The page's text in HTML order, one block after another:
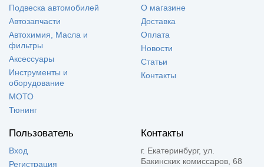
Подвеска автомобилей
Автозапчасти
Автохимия, Масла и
фильтры
Аксессуары
Инструменты и
оборудование
МОТО
Тюнинг
О магазине
Доставка
Оплата
Новости
Статьи
Контакты
Пользователь
Вход
Регистрация
Контакты
г. Екатеринбург, ул.
Бакинских комиссаров, 68